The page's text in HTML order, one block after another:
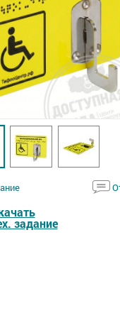
задание